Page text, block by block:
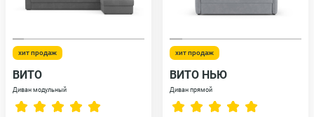
хит продаж
ВИТО
Диван модульный
хит продаж
ВИТО НЬЮ
Диван прямой